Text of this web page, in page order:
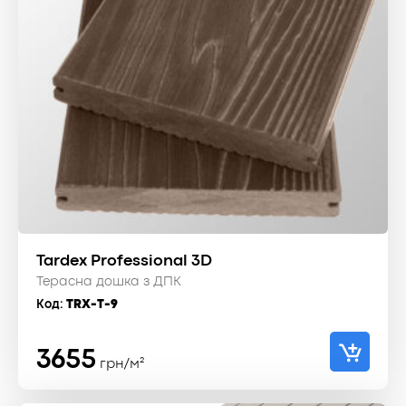
Tardex Professional 3D
Терасна дошка з ДПК
Код: TRX-T-9
3655 грн/м²